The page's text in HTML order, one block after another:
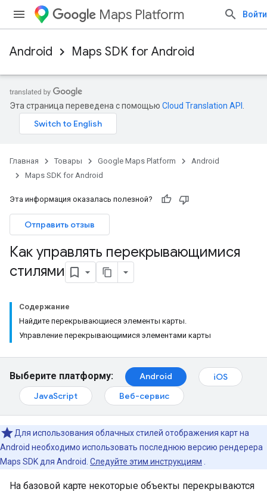
Maps Platform Войти
Android Maps SDK for Android
Эта страница переведена с помощью Cloud Translation API
Главная Товары Google Maps Platform
Android
Maps SDK for Android
Эта информация оказалась полезной?
Отправить отзыв
Как управлять перекрывающимися
стилями
Содержание
Найдите перекрывающиеся элементы карты.
Управление перекрывающимися элементами карты
Выберите платформу: Android
iOS
JavaScript
Веб-сервис
Для использования облачных стилей отображения карт на
Android необходимо использовать последнюю версию рендерера
Maps SDK для Android. Следуйте этим инструкциям
На базовой карте некоторые объекты перекрываются